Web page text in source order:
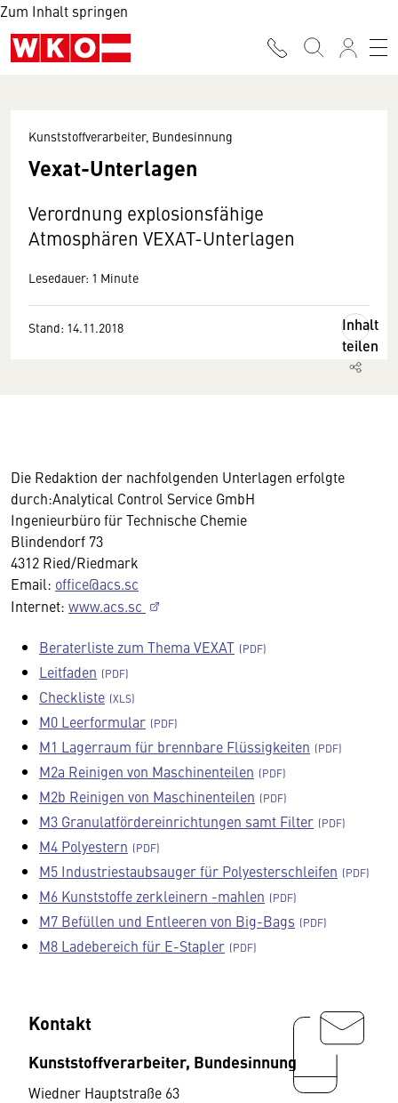
Zum Inhalt springen
Kunststoffverarbeiter, Bundesinnung
Vexat-Unterlagen
Verordnung explosionsfähige
Atmosphären VEXAT-Unterlagen
Lesedauer: 1 Minute
Stand: 14.11.2018
Inhalt
teilen
Die Redaktion der nachfolgenden Unterlagen erfolgte
durch:Analytical Control Service GmbH
Ingenieurbüro für Technische Chemie
Blindendorf 73
4312 Ried/Riedmark
Email: office@acs.sc
Internet: www.acs.sc
Beraterliste zum Thema VEXAT
Leitfaden
Checkliste
M0 Leerformular
M1 Lagerraum für brennbare Flüssigkeiten
M2a Reinigen von Maschinenteilen
M2b Reinigen von Maschinenteilen
M3 Granulatfördereinrichtungen samt Filter
M4 Polyestern
M5 Industriestaubsauger für Polyesterschleifen
M6 Kunststoffe zerkleinern -mahlen
M7 Befüllen und Entleeren von Big-Bags
M8 Ladebereich für E-Stapler
Kontakt
Kunststoffverarbeiter, Bundesinnung
Wiedner Hauptstraße 63